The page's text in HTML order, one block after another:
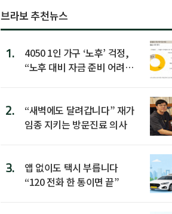
브라보 추천뉴스
1.
4050 1인 가구 ‘노후’ 걱정,
“노후 대비 자금 준비 어려
2.
“새벽에도 달려갑니다” 재가
임종 지키는 방문진료 의사
3.
앱 없이도 택시 부릅니다
“120 전화 한 통이면 끝”